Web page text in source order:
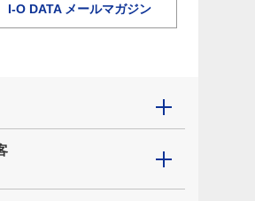
I-O DATA メールマガジン